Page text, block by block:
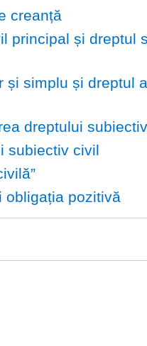
creanță
principal și dreptul
și simplu și dreptul
dreptului
subiectiv civil
obligația pozitivă